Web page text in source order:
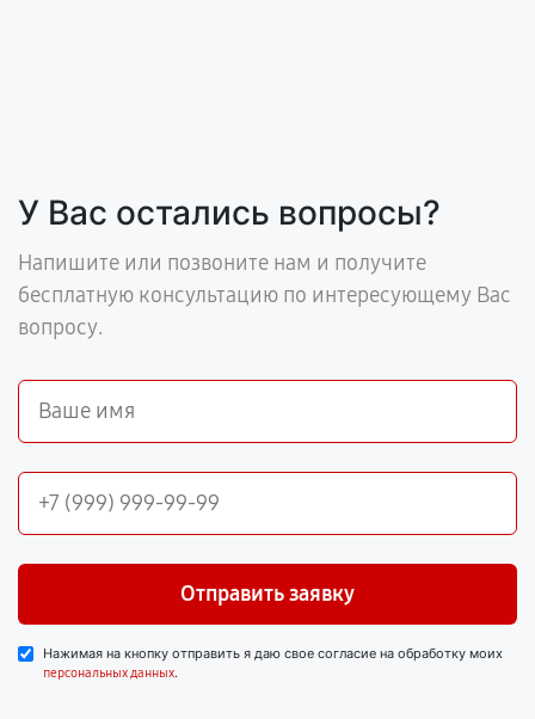
У Вас остались вопросы?
Напишите или позвоните нам и получите
бесплатную консультацию по интересующему Вас
вопросу.
Отправить заявку
Нажимая на кнопку отправить я даю свое согласие на обработку моих
персональных данных.